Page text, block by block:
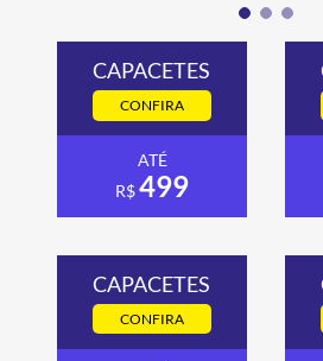
CAPACETES
CONFIRA
ATÉ
R$499
CAPACETES
CONFIRA